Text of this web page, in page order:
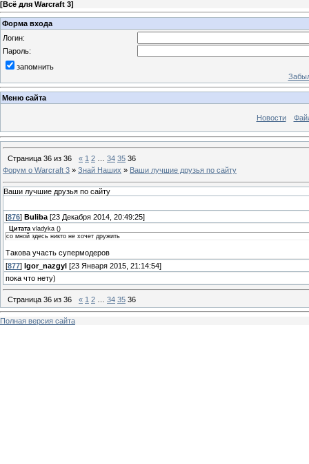
[Всё для Warcraft 3]
Форма входа
Логин:
Пароль:
запомнить
Меню сайта
Новости
Страница 36 из 36 « 1 2 34 35 36
Форум о Warcraft 3 » Знай Наших » Ваши лучшие друзья по сайту
Ваши лучшие друзья по сайту
[876] Buliba [23 Декабря 2014, 20:49:25]
Цитата vladyka ()
со мной здесь никто не хочет дружить
Такова участь супермодеров
[877] Igor_nazgyl [23 Января 2015, 21:14:54]
пока что нету)
Страница 36 из 36 « 1 2 34 35 36
Полная версия сайта